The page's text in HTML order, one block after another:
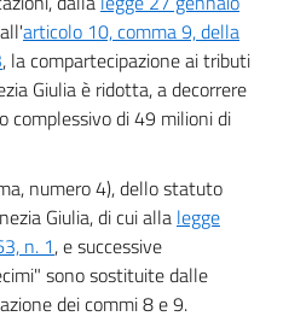
articolo 10, comma 9, della
, la compartecipazione ai tributi
Giulia è ridotta, a decorrere
complessivo di 49 milioni di
numero 4), dello statuto
Giulia, di cui alla legge
n. 1, e successive
sono sostituite dalle
dei commi 8 e 9.